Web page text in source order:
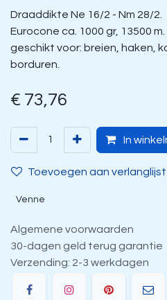
Draaddikte Ne 16/2 - Nm 28/2.
Eurocone ca. 1000 gr, 13500 m.
geschikt voor: breien, haken,
borduren.
€ 73,76
In
Toevoegen aan verlanglijst
Venne
Algemene voorwaarden
30-dagen geld terug garantie
Verzending: 2-3 werkdagen